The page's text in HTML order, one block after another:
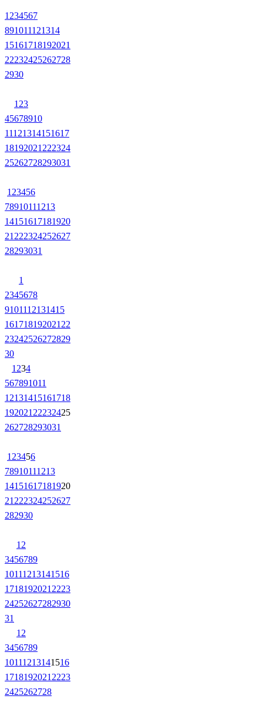
1 234567
891011121314
15161718192021
22232425262728
2930
1 23
45678910
11121314151617
18192021 222324
25262728293031
1 23456
78910111213
14151617181920
21 222324252627
28293031
1
2345678
9101112131415
161718192021 22
23242526272829
30
1 234
567891011
12131415161718
192021 22232425
262728293031
1 23456
78910111213
14151617181920
21 222324252627
282930
1 2
3456789
10111213141516
1718192021 2223
24252627282930
31
1 2
3456789
10111213141516
1718192021 2223
2425262728